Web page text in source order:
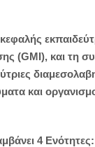
(GMI), και τη
και
4 Ενότητες: